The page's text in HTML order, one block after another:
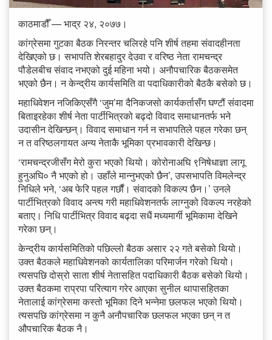
काठमाडौँ — भाद्र २४, २०७७।
कांग्रेसमा गुटका बैठक निरन्तर चलिरहे पनि शीर्ष तहमा संवादहीनता
देखिएको छ। सभापति शेरबहादुर देउवा र वरिष्ठ नेता रामचन्द्र
पौडेलबीच संवाद नभएको दुई महिना भयो। अनौपचारिक बैठकसमेत
भएको छैन। न केन्द्रीय कार्यसमिति वा पदाधिकारीको बैठकै बसेको छ।
महाधिवेशन नजिकिएसँगै ‘जुम’मा दैनिकजसो कार्यकर्तासँग घण्टौं संवादमा
बिताइरहेका शीर्ष नेता पार्टीभित्रको बढ्दो विवाद समाधानतर्फ भने
उदासीन देखिन्छन्। विवाद समाधान गर्न न सभापतिले पहल गरेका छन्
न त वरिष्ठलगायत अन्य नेताकै भूमिका प्रभावकारी देखिन्छ।
‘रामचन्द्रजीसँग मेरो कुरा भएको थियो। कोरोनाअघि ९निषेधाज्ञा लागू
हुनुअघि० नै भएको हो। उहाँले मान्नुभएको छैन’, उपसभापति विमलेन्द्र
निधिले भने, ‘अब फेरि पहल गर्छौं। संवादको विकल्प छैन।’ उनले
पार्टीभित्रको विवाद अन्त्य गरी महाधिवेशनतर्फ लाग्नुको विकल्प नरहेको
बताए। निधि पार्टीभित्र विवाद बढ्दा सधैं मध्यमार्गी भूमिकामा देखिने
गरेका छन्।
केन्द्रीय कार्यसमितिको पछिल्लो बैठक असार २२ गते बसेको थियो।
उक्त बैठकले महाधिवेशनको कार्यतालिका परिमार्जन गरेको थियो।
त्यसपछि दोस्रो साता शीर्ष नेतासहित पदाधिकारी बैठक बसेको थियो।
उक्त बैठकमा राप्रपा परित्याग गरेर आएका सुनील थापासहितका
नेतालाई कांग्रेसमा कस्तो भूमिका दिने भन्नेमा छलफल भएको थियो।
त्यसपछि कांग्रेसमा न कुनै अनौपचारिक छलफल भएका छन् न त
औपचारिक बैठक नै।